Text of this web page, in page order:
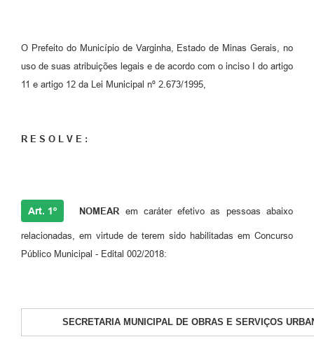
O Prefeito do Município de Varginha, Estado de Minas Gerais, no
uso de suas atribuições legais e de acordo com o inciso I do artigo
11 e artigo 12 da Lei Municipal nº 2.673/1995,
R E S O L V E :
Art. 1º NOMEAR em caráter efetivo as pessoas abaixo
relacionadas, em virtude de terem sido habilitadas em Concurso
Público Municipal - Edital 002/2018:
SECRETARIA MUNICIPAL DE OBRAS E SERVIÇOS